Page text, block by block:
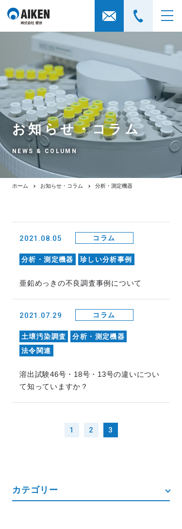
お知らせ・コラム
NEWS & COLUMN
ホーム お知らせ・コラム 分析・測定機器
2021.08.05 コラム
分析・測定機器 珍しい分析事例
亜鉛めっきの不良調査事例について
2021.07.29 コラム
土壌汚染調査
分析・測定機器
法令関連
溶出試験46号・18号・13号の違いについ
て知っていますか？
1 2 3
カテゴリー